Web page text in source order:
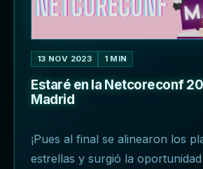
13 NOV 2023 1 MIN
Estaré en la Netcoreconf
Madrid
¡Pues al final se alinearon los
estrellas y surgió la